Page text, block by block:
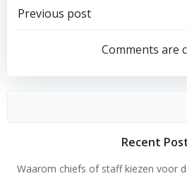
Post
navigation
Previous post
Comments are
Recent
Waarom chiefs of staff kiezen voor